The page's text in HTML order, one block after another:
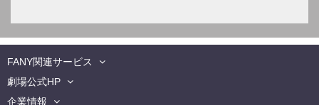
FANY関連サービス
劇場公式HP
企業情報